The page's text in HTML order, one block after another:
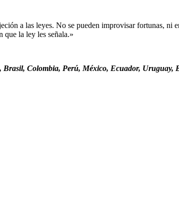
a las leyes. No se pueden improvisar fortunas, ni
que la ley les señala.»
Colombia, Perú, México, Ecuador, Uruguay,